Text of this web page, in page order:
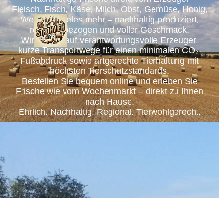
Fleisch, Fisch, Käse, Milch, Obst, Gemüse, Honig,
Wein und vieles mehr – nachhaltig produziert,
regional bezogen und voller Geschmack.
Wir setzen auf verantwortungsvolle Erzeuger,
kurze Transportwege für einen minimalen CO₂-
Fußabdruck sowie artgerechte Tierhaltung mit
höchsten Tierschutzstandards.
Bestellen Sie bequem online und erleben Sie
Frische wie vom Wochenmarkt – direkt zu Ihnen
nach Hause.
Ehrlich. Nachhaltig. Regional. Tierwohlgerecht.